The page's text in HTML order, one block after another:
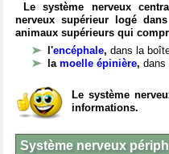
Le système nerveux
nerveux supérieur logé
animaux supérieurs qui
l'encéphale, dans la
la moelle épinière, dans
Le système
informations.
Système nerveux